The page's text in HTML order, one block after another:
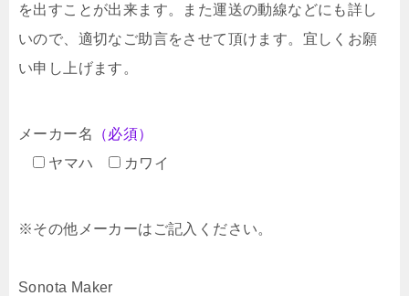
を出すことが出来ます。また運送の動線などにも詳し
いので、適切なご助言をさせて頂けます。宜しくお願
い申し上げます。
メーカー名
（必須）
ヤマハ
カワイ
※その他メーカーはご記入ください。
Sonota Maker